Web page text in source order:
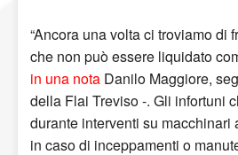
“Ancora una volta ci troviamo di
che non può essere liquidato
in una nota Danilo Maggiore,
della Flai Treviso -. Gli infortuni
durante interventi su macchinari
in caso di inceppamenti o